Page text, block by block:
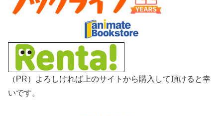
（PR）よろしければ上のサイトから購入して頂けると幸
いです。